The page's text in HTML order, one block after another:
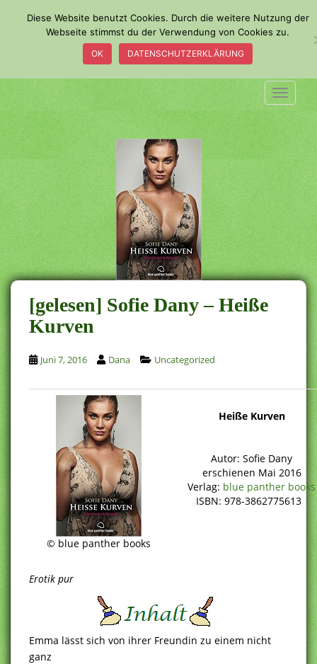
a
i
n
c
o
n
t
e
n
t
[gelesen] Sofie Dany – Heiße
Kurven
Juni 7, 2016 Dana Uncategorized
© blue panther books
Heiße Kurven
Autor: Sofie Dany
erschienen Mai 2016
Verlag: blue panther books
ISBN: 978-3862775613
Erotik pur
Emma lässt sich von ihrer Freundin zu einem nicht
ganz
Diese Website benutzt Cookies. Durch die weitere Nutzung der
Webseite stimmst du der Verwendung von Cookies zu.
OK DATENSCHUTZERKLÄRUNG